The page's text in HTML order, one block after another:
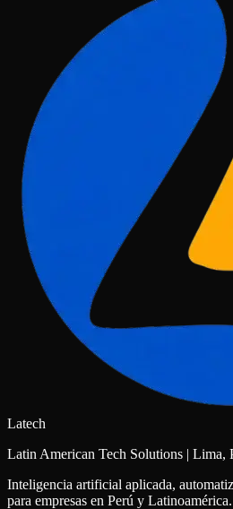
Latech
Latin American Tech Solutions | Lima,
Inteligencia artificial aplicada,
para empresas en Perú y Latinoamérica.